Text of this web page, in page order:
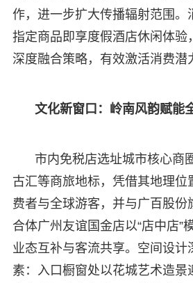
作，进一步扩大传播辐射范围。
指定商品即享度假酒店休闲体验
深度融合策略，有效激活消费潜
文化新窗口：岭南风韵赋能
市内免税店选址城市核心商
古汇等商旅地标，凭借其地理位
费者与全球游客，并与广百股份
合体广州友谊国金店以“店中店”
业态互补与客流共享。空间设计
素：入口橱窗处以花城艺术造景